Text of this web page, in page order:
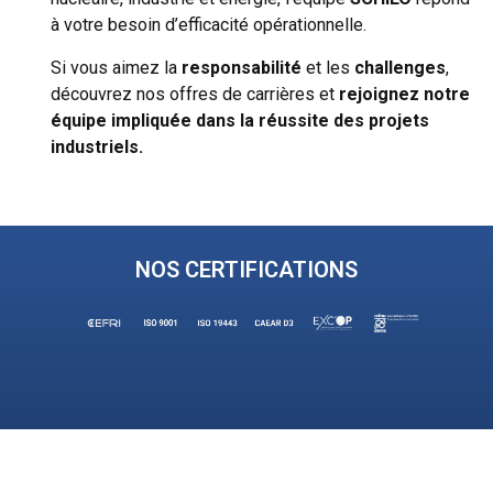
à votre besoin d’efficacité opérationnelle.
Si vous aimez la responsabilité et les challenges,
découvrez nos offres de carrières et rejoignez notre
équipe impliquée dans la réussite des projets
industriels.
NOS CERTIFICATIONS